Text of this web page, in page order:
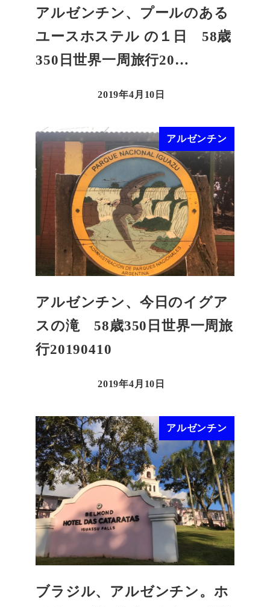
アルゼンチン、プールのある
ユースホステル の１日 58歳
350日世界一周旅行20…
2019年4月10日
アルゼンチン
アルゼンチン、今日のイグア
スの滝 58歳350日世界一周旅
行20190410
2019年4月10日
アルゼンチン
ブラジル、アルゼンチン。ホ